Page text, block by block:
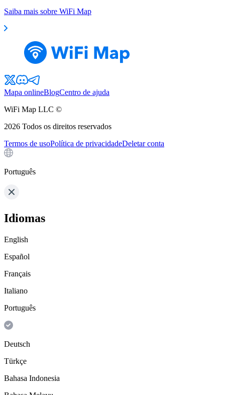
Saiba mais sobre WiFi Map
Mapa onlineBlogCentro de ajuda
WiFi Map LLC ©
2026 Todos os direitos reservados
Termos de usoPolítica de privacidadeDeletar conta
Português
Idiomas
English
Español
Français
Italiano
Português
Deutsch
Türkçe
Bahasa Indonesia